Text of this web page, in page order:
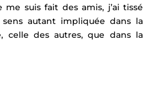
suis fait des amis, j’ai tissé
autant impliquée dans la
celle des autres, que dans la